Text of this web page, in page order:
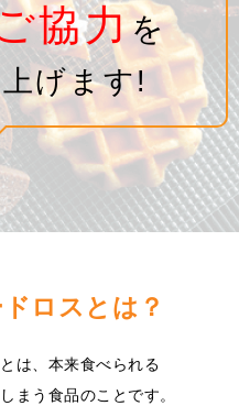
協力を
げます!
ロスとは？
は、本来食べられる
まう食品のことです。